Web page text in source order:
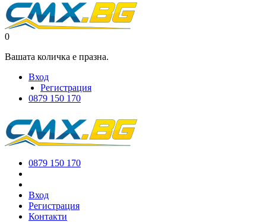
0
Вашата количка е празна.
Вход
Регистрация
0879 150 170
0879 150 170
Вход
Регистрация
Контакти